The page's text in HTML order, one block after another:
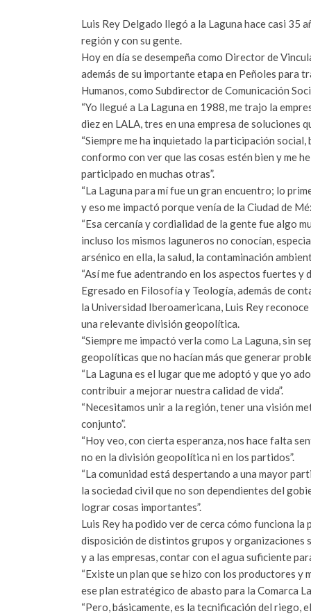
Luis Rey Delgado llegó a la Laguna hace casi 35
región y con su gente.
Hoy en día se desempeña como Director de
además de su importante etapa en Peñoles para
Humanos, como Subdirector de Comunicación
“Yo llegué a La Laguna en 1988, me trajo la
diez en LALA, tres en una empresa de soluciones
“Siempre me ha inquietado la participación
conformo con ver que las cosas estén bien y me
participado en muchas otras”.
“La Laguna para mí fue un gran encuentro; lo
y eso me impactó porque venía de la Ciudad de
“Esa cercanía y cordialidad de la gente fue algo
incluso los mismos laguneros no conocían,
arsénico en ella, la salud, la contaminación
“Así me fue adentrando en los aspectos fuertes y
Egresado en Filosofía y Teología, además de
la Universidad Iberoamericana, Luis Rey
una relevante división geopolítica.
“Siempre me impactó verla como La Laguna, sin
geopolíticas que no hacían más que generar
“La Laguna es el lugar que me adoptó y que yo
contribuir a mejorar nuestra calidad de vida”.
“Necesitamos unir a la región, tener una visión
conjunto”.
“Hoy veo, con cierta esperanza, nos hace falta
no en la división geopolítica ni en los partidos”.
“La comunidad está despertando a una mayor
la sociedad civil que no son dependientes del
lograr cosas importantes”.
Luis Rey ha podido ver de cerca cómo funciona la
disposición de distintos grupos y organizaciones
y a las empresas, contar con el agua suficiente
“Existe un plan que se hizo con los productores y
ese plan estratégico de abasto para la Comarca
“Pero, básicamente, es la tecnificación del riego,